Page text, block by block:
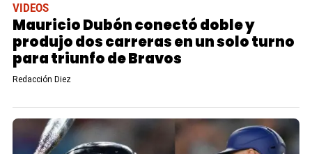
VIDEOS
Mauricio Dubón conectó doble y
produjo dos carreras en un solo turno
para triunfo de Bravos
Redacción Diez